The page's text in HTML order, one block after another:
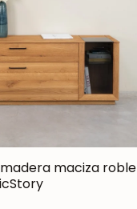
maciza roble